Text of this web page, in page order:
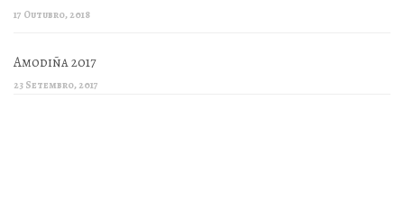
17 Outubro, 2018
Amodiña 2017
23 Setembro, 2017